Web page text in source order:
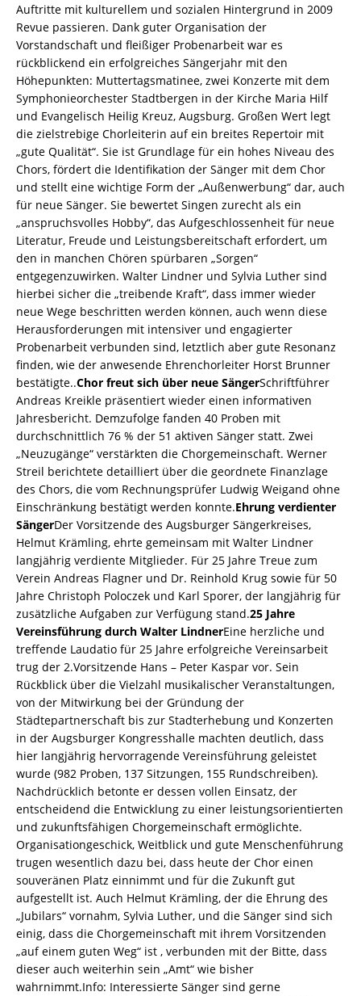
Auftritte mit kulturellem und sozialen Hintergrund in 2009
Revue passieren. Dank guter Organisation der
Vorstandschaft und fleißiger Probenarbeit war es
rückblickend ein erfolgreiches Sängerjahr mit den
Höhepunkten: Muttertagsmatinee, zwei Konzerte mit dem
Symphonieorchester Stadtbergen in der Kirche Maria Hilf
und Evangelisch Heilig Kreuz, Augsburg. Großen Wert legt
die zielstrebige Chorleiterin auf ein breites Repertoir mit
„gute Qualität“. Sie ist Grundlage für ein hohes Niveau des
Chors, fördert die Identifikation der Sänger mit dem Chor
und stellt eine wichtige Form der „Außenwerbung“ dar, auch
für neue Sänger. Sie bewertet Singen zurecht als ein
„anspruchsvolles Hobby“, das Aufgeschlossenheit für neue
Literatur, Freude und Leistungsbereitschaft erfordert, um
den in manchen Chören spürbaren „Sorgen“
entgegenzuwirken. Walter Lindner und Sylvia Luther sind
hierbei sicher die „treibende Kraft“, dass immer wieder
neue Wege beschritten werden können, auch wenn diese
Herausforderungen mit intensiver und engagierter
Probenarbeit verbunden sind, letztlich aber gute Resonanz
finden, wie der anwesende Ehrenchorleiter Horst Brunner
bestätigte..Chor freut sich über neue SängerSchriftführer
Andreas Kreikle präsentiert wieder einen informativen
Jahresbericht. Demzufolge fanden 40 Proben mit
durchschnittlich 76 % der 51 aktiven Sänger statt. Zwei
„Neuzugänge“ verstärkten die Chorgemeinschaft. Werner
Streil berichtete detailliert über die geordnete Finanzlage
des Chors, die vom Rechnungsprüfer Ludwig Weigand ohne
Einschränkung bestätigt werden konnte.Ehrung verdienter
SängerDer Vorsitzende des Augsburger Sängerkreises,
Helmut Krämling, ehrte gemeinsam mit Walter Lindner
langjährig verdiente Mitglieder. Für 25 Jahre Treue zum
Verein Andreas Flagner und Dr. Reinhold Krug sowie für 50
Jahre Christoph Poloczek und Karl Sporer, der langjährig für
zusätzliche Aufgaben zur Verfügung stand.25 Jahre
Vereinsführung durch Walter LindnerEine herzliche und
treffende Laudatio für 25 Jahre erfolgreiche Vereinsarbeit
trug der 2.Vorsitzende Hans – Peter Kaspar vor. Sein
Rückblick über die Vielzahl musikalischer Veranstaltungen,
von der Mitwirkung bei der Gründung der
Städtepartnerschaft bis zur Stadterhebung und Konzerten
in der Augsburger Kongresshalle machten deutlich, dass
hier langjährig hervorragende Vereinsführung geleistet
wurde (982 Proben, 137 Sitzungen, 155 Rundschreiben).
Nachdrücklich betonte er dessen vollen Einsatz, der
entscheidend die Entwicklung zu einer leistungsorientierten
und zukunftsfähigen Chorgemeinschaft ermöglichte.
Organisationgeschick, Weitblick und gute Menschenführung
trugen wesentlich dazu bei, dass heute der Chor einen
souveränen Platz einnimmt und für die Zukunft gut
aufgestellt ist. Auch Helmut Krämling, der die Ehrung des
„Jubilars“ vornahm, Sylvia Luther, und die Sänger sind sich
einig, dass die Chorgemeinschaft mit ihrem Vorsitzenden
„auf einem guten Weg“ ist , verbunden mit der Bitte, dass
dieser auch weiterhin sein „Amt“ wie bisher
wahrnimmt.Info: Interessierte Sänger sind gerne